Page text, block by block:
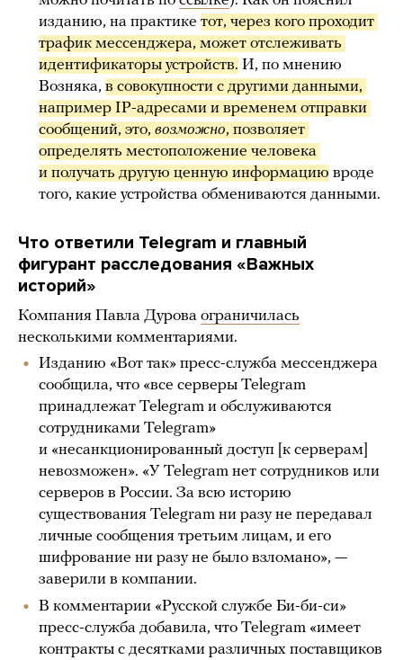
изданию, на практике тот, через кого проходит
трафик мессенджера, может отслеживать
идентификаторы устройств. И, по мнению
Возняка, в совокупности с другими данными,
например IP-адресами и временем отправки
сообщений, это, возможно, позволяет
определять местоположение человека
и получать другую ценную информацию вроде
того, какие устройства обмениваются данными.
Что ответили Telegram и главный
фигурант расследования «Важных
историй»
Компания Павла Дурова ограничилась
несколькими комментариями.
Изданию «Вот так» пресс-служба мессенджера
сообщила, что «все серверы Telegram
принадлежат Telegram и обслуживаются
сотрудниками Telegram»
и «несанкционированный доступ [к серверам]
невозможен». «У Telegram нет сотрудников или
серверов в России. За всю историю
существования Telegram ни разу не передавал
личные сообщения третьим лицам, и его
шифрование ни разу не было взломано», —
заверили в компании.
В комментарии «Русской службе Би-би-си»
пресс-служба добавила, что Telegram «имеет
контракты с десятками различных поставщиков